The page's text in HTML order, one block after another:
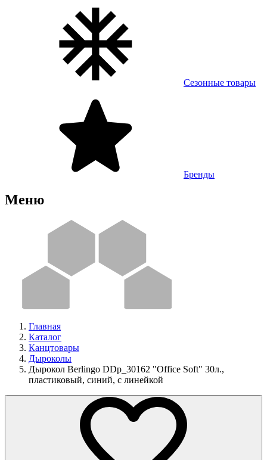
Сезонные товары
Бренды
Меню
Главная
Каталог
Канцтовары
Дыроколы
Дырокол Berlingo DDp_30162 "Office Soft" 30л.,
пластиковый, синий, с линейкой